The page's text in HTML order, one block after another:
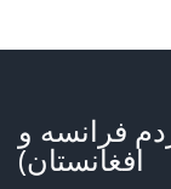
فرانسه و
افغانستان)